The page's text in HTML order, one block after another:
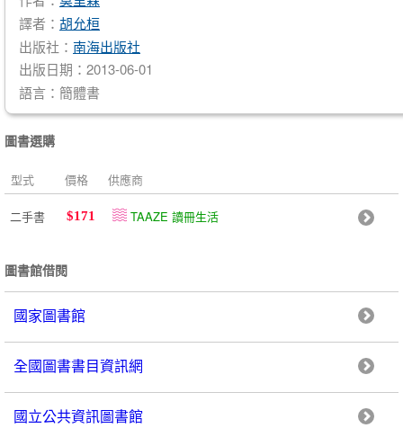
譯者： 胡允桓
出版社： 南海出版社
出版日期：2013-06-01
語言：簡體書
圖書選購
型式 價格 供應商
二手書 $171 TAAZE 讀冊生活
圖書館借閱
國家圖書館
全國圖書書目資訊網
國立公共資訊圖書館